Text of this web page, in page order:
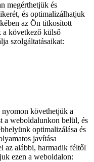
megérthetjük és
és optimalizálhatjuk
az Ön titkosított
a következő külső
szolgáltatásaikat:
nyomon követhetjük a
a weboldalunkon belül, és
optimalizálása és
javítása
az alábbi, harmadik féltől
ezen a weboldalon: